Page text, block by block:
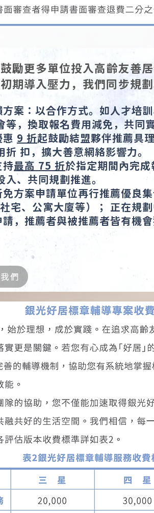
勵更多單位投入高齡友善居
期導入壓力，我們同步規
案：以合作方式。如人才培
換取報名費用減免，共同實
惠 9 折起鼓勵結盟夥伴推薦具
扣，擴大善意網絡影響力。
持最高 75 折於指定期間內完成
、共同規劃推進。
方案申請單位再行推薦優良
、公寓大廈等）； 正在規劃
推薦者與被推薦者皆有機會
們